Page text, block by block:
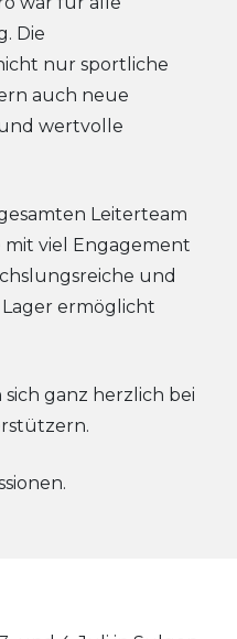
Die
nur sportliche
auch neue
wertvolle
Leiterteam
mit viel Engagement
und
ermöglicht
ganz herzlich bei